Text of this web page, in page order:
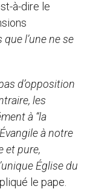
à-dire le
l’une ne se
d’opposition
les
à “la
à notre
et pure,
Église du
le pape.